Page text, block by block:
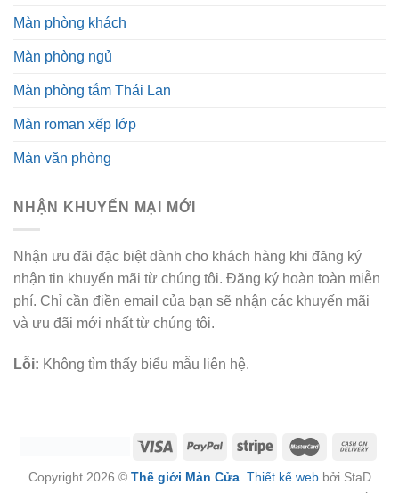
Màn phòng khách
Màn phòng ngủ
Màn phòng tắm Thái Lan
Màn roman xếp lớp
Màn văn phòng
NHẬN KHUYẾN MẠI MỚI
Nhận ưu đãi đặc biệt dành cho khách hàng khi đăng ký
nhận tin khuyến mãi từ chúng tôi. Đăng ký hoàn toàn miễn
phí. Chỉ cần điền email của bạn sẽ nhận các khuyến mãi
và ưu đãi mới nhất từ chúng tôi.
Lỗi: Không tìm thấy biểu mẫu liên hệ.
Copyright 2026 © Thế giới Màn Cửa. Thiết kế webbởi StaD